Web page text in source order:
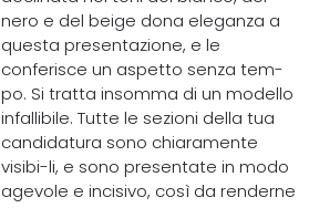
nero e del beige dona eleganza a
questa presentazione, e le
conferisce un aspetto senza tem-
po. Si tratta insomma di un modello
infallibile. Tutte le sezioni della tua
candidatura sono chiaramente
visibi-li, e sono presentate in modo
agevole e incisivo, così da renderne